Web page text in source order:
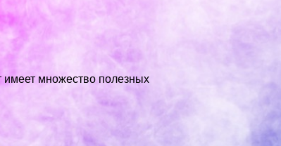
имеет множество полезных